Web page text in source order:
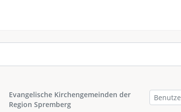
Evangelische Kirchengemeinden der
Region Spremberg